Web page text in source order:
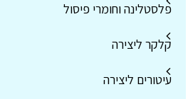
פלסטלינה וחומרי פיסול
קלקר ליצירה
עיטורים ליצירה